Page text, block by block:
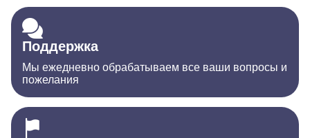
Поддержка
Мы ежедневно обрабатываем все ваши вопросы и
пожелания